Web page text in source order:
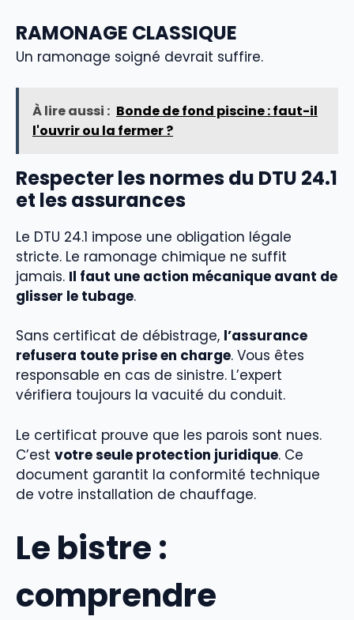
RAMONAGE CLASSIQUE
Un ramonage soigné devrait suffire.
À lire aussi : Bonde de fond piscine : faut-il
l'ouvrir ou la fermer ?
Respecter les normes du DTU 24.1
et les assurances
Le DTU 24.1 impose une obligation légale
stricte. Le ramonage chimique ne suffit
jamais. Il faut une action mécanique avant de
glisser le tubage.
Sans certificat de débistrage, l’assurance
refusera toute prise en charge. Vous êtes
responsable en cas de sinistre. L’expert
vérifiera toujours la vacuité du conduit.
Le certificat prouve que les parois sont nues.
C’est votre seule protection juridique. Ce
document garantit la conformité technique
de votre installation de chauffage.
Le bistre :
comprendre